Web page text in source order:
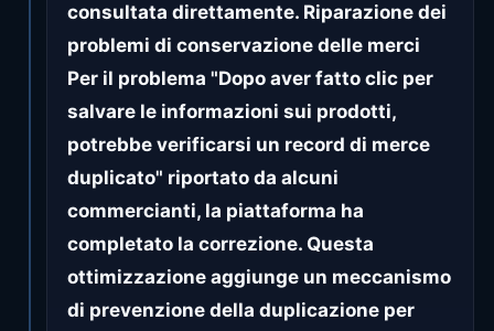
consultata direttamente. Riparazione dei
problemi di conservazione delle merci
Per il problema "Dopo aver fatto clic per
salvare le informazioni sui prodotti,
potrebbe verificarsi un record di merce
duplicato" riportato da alcuni
commercianti, la piattaforma ha
completato la correzione. Questa
ottimizzazione aggiunge un meccanismo
di prevenzione della duplicazione per